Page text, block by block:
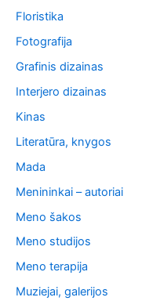
Floristika
Fotografija
Grafinis dizainas
Interjero dizainas
Kinas
Literatūra, knygos
Mada
Menininkai – autoriai
Meno šakos
Meno studijos
Meno terapija
Muziejai, galerijos